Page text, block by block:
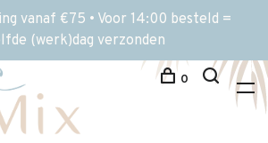
vanaf €75 • Voor 14:00 besteld =
(werk)dag verzonden
0